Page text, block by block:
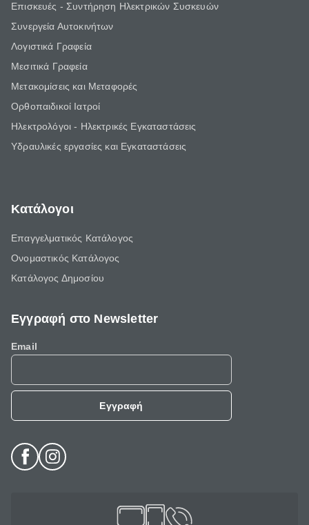
Επισκευές - Συντήρηση Ηλεκτρικών Συσκευών
Συνεργεία Αυτοκινήτων
Λογιστικά Γραφεία
Μεσιτικά Γραφεία
Μετακομίσεις και Μεταφορές
Ορθοπαιδικοί Ιατροί
Ηλεκτρολόγοι - Ηλεκτρικές Εγκαταστάσεις
Υδραυλικές εργασίες και Εγκαταστάσεις
Κατάλογοι
Επαγγελματικός Κατάλογος
Ονομαστικός Κατάλογος
Κατάλογος Δημοσίου
Εγγραφή στο Newsletter
Email
Εγγραφή